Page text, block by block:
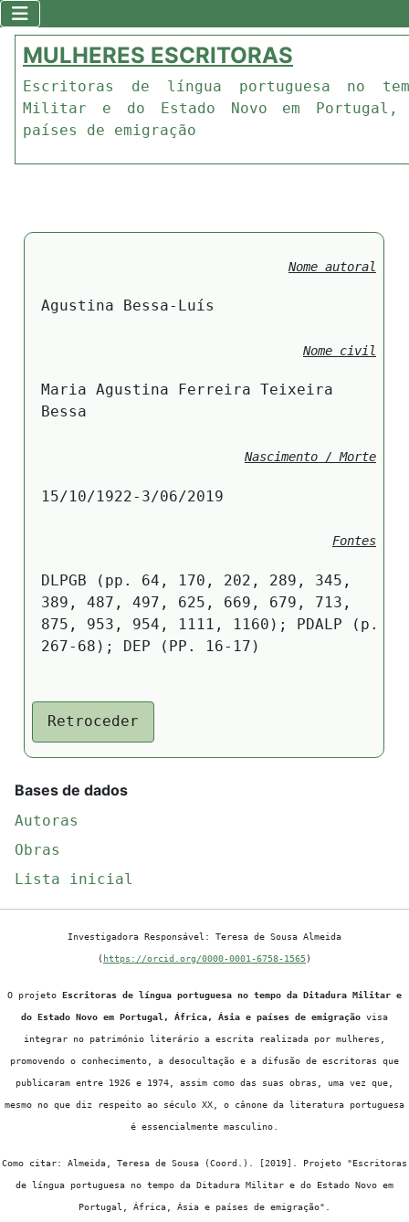
MULHERES ESCRITORAS
Escritoras de língua portuguesa no
Militar e do Estado Novo em
países de emigração
Nome autoral
Agustina Bessa-Luís
Nome civil
Maria Agustina Ferreira Teixeira
Bessa
Nascimento / Morte
15/10/1922-3/06/2019
Fontes
DLPGB (pp. 64, 170, 202, 289, 345,
389, 487, 497, 625, 669, 679, 713,
875, 953, 954, 1111, 1160); PDALP (p.
267-68); DEP (PP. 16-17)
Retroceder
Bases de dados
Autoras
Obras
Lista inicial
Investigadora Responsável: Teresa de Sousa Almeida
( https://orcid.org/0000-0001-6758-1565)
O projeto Escritoras de língua portuguesa no tempo da Ditadura Militar e
do Estado Novo em Portugal, África, Ásia e países de emigração visa
integrar no património literário a escrita realizada por mulheres,
promovendo o conhecimento, a desocultação e a difusão de escritoras que
publicaram entre 1926 e 1974, assim como das suas obras, uma vez que,
mesmo no que diz respeito ao século XX, o cânone da literatura portuguesa
é essencialmente masculino.
Como citar: Almeida, Teresa de Sousa (Coord.). [2019]. Projeto "Escritoras
de língua portuguesa no tempo da Ditadura Militar e do Estado Novo em
Portugal, África, Ásia e países de emigração".